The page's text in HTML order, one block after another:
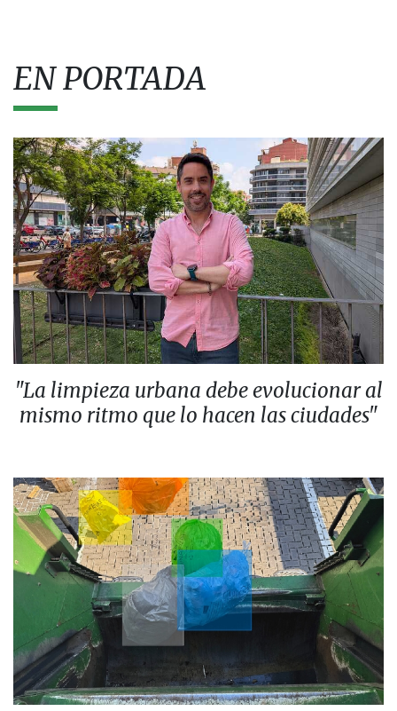
EN PORTADA
"La limpieza urbana debe evolucionar al
mismo ritmo que lo hacen las ciudades"